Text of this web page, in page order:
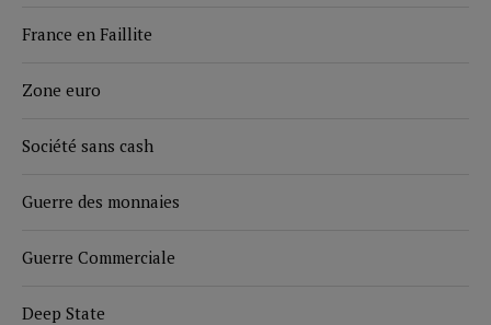
France en Faillite
Zone euro
Société sans cash
Guerre des monnaies
Guerre Commerciale
Deep State